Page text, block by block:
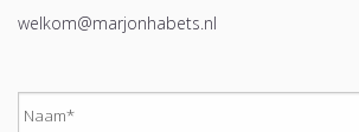
welkom@marjonhabets.nl